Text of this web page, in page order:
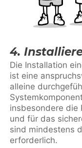
4.
Die Installation
ist eine
alleine
insbesondere die
und für das
sind mindestens
erforderlich.